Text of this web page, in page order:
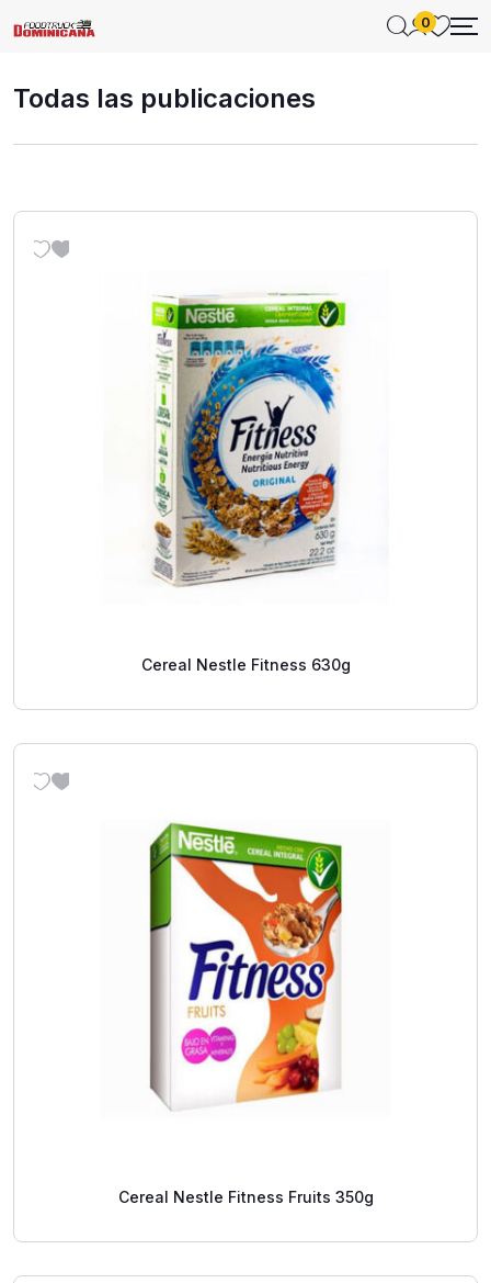
0
Todas las publicaciones
Cereal Nestle Fitness 630g
Cereal Nestle Fitness Fruits 350g